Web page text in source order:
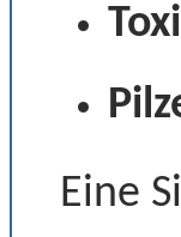
Eine